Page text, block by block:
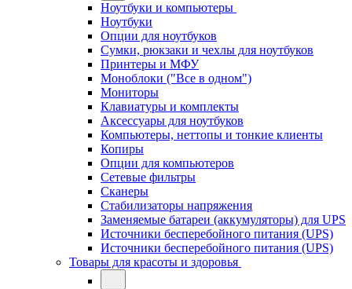
Ноутбуки и компьютеры
Ноутбуки
Опции для ноутбуков
Сумки, рюкзаки и чехлы для ноутбуков
Принтеры и МФУ
Моноблоки ("Все в одном")
Мониторы
Клавиатуры и комплекты
Аксессуары для ноутбуков
Компьютеры, неттопы и тонкие клиенты
Копиры
Опции для компьютеров
Сетевые фильтры
Сканеры
Стабилизаторы напряжения
Заменяемые батареи (аккумуляторы) для UPS
Источники бесперебойного питания (UPS)
Источники бесперебойного питания (UPS)
Товары для красоты и здоровья